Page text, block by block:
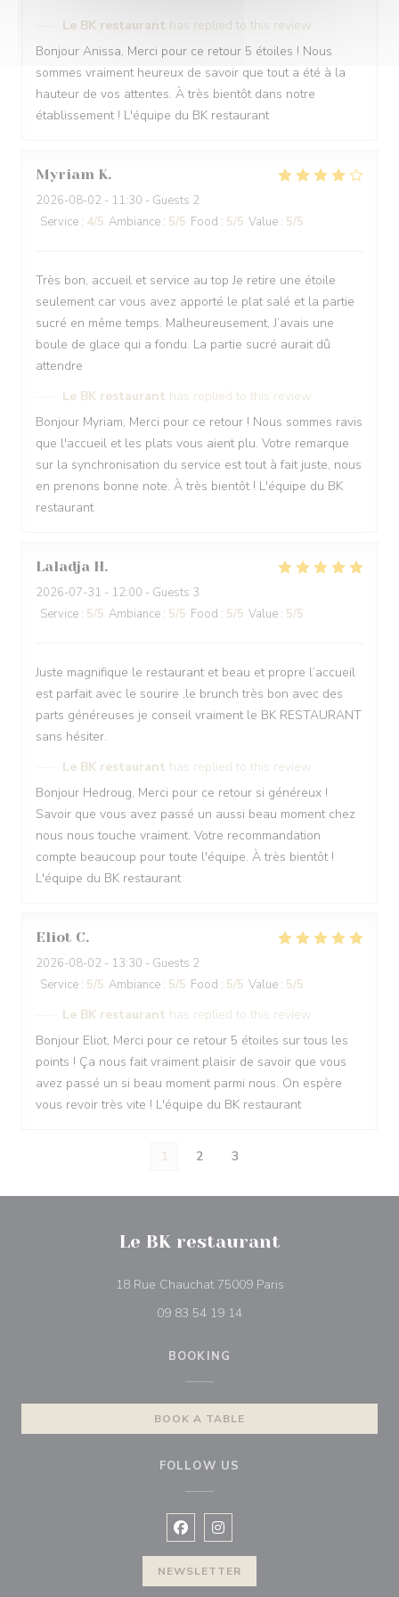
Le BK restaurant has replied to this review
Bonjour Anissa, Merci pour ce retour 5 étoiles ! Nous
sommes vraiment heureux de savoir que tout a été à la
hauteur de vos attentes. À très bientôt dans notre
établissement ! L'équipe du BK restaurant
Myriam K
2026-08-02 - 11:30 - Guests 2
Service : 4/5 Ambiance : 5/5 Food : 5/5 Value : 5/5
Très bon, accueil et service au top Je retire une étoile
seulement car vous avez apporté le plat salé et la partie
sucré en même temps. Malheureusement, J’avais une
boule de glace qui a fondu. La partie sucré aurait dû
attendre
Le BK restaurant has replied to this review
Bonjour Myriam, Merci pour ce retour ! Nous sommes ravis
que l'accueil et les plats vous aient plu. Votre remarque
sur la synchronisation du service est tout à fait juste, nous
en prenons bonne note. À très bientôt ! L'équipe du BK
restaurant
Laladja H
2026-07-31 - 12:00 - Guests 3
Service : 5/5 Ambiance : 5/5 Food : 5/5 Value : 5/5
Juste magnifique le restaurant et beau et propre l’accueil
est parfait avec le sourire ,le brunch très bon avec des
parts généreuses je conseil vraiment le BK RESTAURANT
sans hésiter.
Le BK restaurant has replied to this review
Bonjour Hedroug, Merci pour ce retour si généreux !
Savoir que vous avez passé un aussi beau moment chez
nous nous touche vraiment. Votre recommandation
compte beaucoup pour toute l'équipe. À très bientôt !
L'équipe du BK restaurant
Eliot C
2026-08-02 - 13:30 - Guests 2
Service : 5/5 Ambiance : 5/5 Food : 5/5 Value : 5/5
Le BK restaurant has replied to this review
Bonjour Eliot, Merci pour ce retour 5 étoiles sur tous les
points ! Ça nous fait vraiment plaisir de savoir que vous
avez passé un si beau moment parmi nous. On espère
vous revoir très vite ! L'équipe du BK restaurant
1 2 3
Le BK restaurant
18 Rue Chauchat 75009 Paris((opens in a new
09 83 54 19 14
BOOKING
BOOK A TABLE
FOLLOW US
Facebook ((opens in a new
Instagram ((opens in a new
NEWSLETTER